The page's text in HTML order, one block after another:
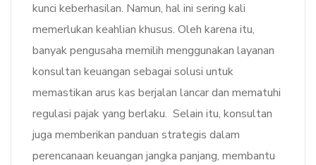
kunci keberhasilan. Namun, hal ini sering kali
memerlukan keahlian khusus. Oleh karena itu,
banyak pengusaha memilih menggunakan layanan
konsultan keuangan sebagai solusi untuk
memastikan arus kas berjalan lancar dan mematuhi
regulasi pajak yang berlaku. Selain itu, konsultan
juga memberikan panduan strategis dalam
perencanaan keuangan jangka panjang, membantu